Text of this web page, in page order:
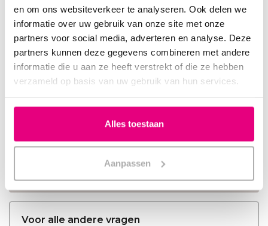
en om ons websiteverkeer te analyseren. Ook delen we
informatie over uw gebruik van onze site met onze
partners voor social media, adverteren en analyse. Deze
partners kunnen deze gegevens combineren met andere
informatie die u aan ze heeft verstrekt of die ze hebben
verzameld op basis van uw gebruik van hun services.
Alles toestaan
Aanpassen
Retouradres:
Slaapcoach
Afd. retouren ovv ordernummer
Postbus 995
1180AZ Amstelveen
Voor alle andere vragen